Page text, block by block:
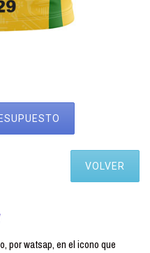
VOLVER
por watsap, en el icono que